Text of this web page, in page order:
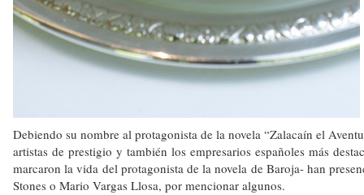
Debiendo su nombre al protagonista de la novela “Zalacaín el
artistas de prestigio y también los empresarios españoles más
marcaron la vida del protagonista de la novela de Baroja- han
Stones o Mario Vargas Llosa, por mencionar algunos.